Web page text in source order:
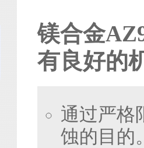
镁合金
有良好的
通过严格
蚀的目的